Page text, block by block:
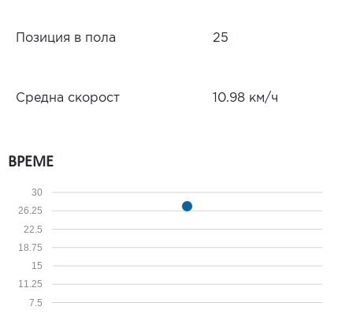
Позиция в пола 25
Средна скорост 10.98 км/ч
ВРЕМЕ
7.5
11.25
15
18.75
22.5
26.25
30